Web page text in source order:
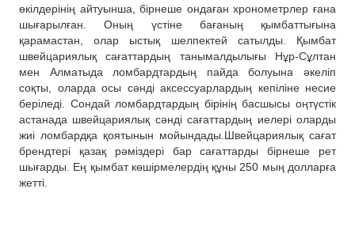
өкілдерінің айтуынша, бірнеше ондаған хронометрлер ғана
шығарылған. Оның үстіне бағаның қымбаттығына
қарамастан, олар ыстық шелпектей сатылды. Қымбат
швейцариялық сағаттардың танымалдылығы Нұр-Сұлтан
мен Алматыда ломбардтардың пайда болуына әкеліп
соқты, оларда осы сәнді аксессуарлардың кепіліне несие
беріледі. Сондай ломбардтардың бірінің басшысы оңтүстік
астанада швейцариялық сәнді сағаттардың иелері оларды
жиі ломбардқа қоятынын мойындады.Швейцариялық сағат
брендтері қазақ рәміздері бар сағаттарды бірнеше рет
шығарды. Ең қымбат көшірмелердің құны 250 мың долларға
жетті.